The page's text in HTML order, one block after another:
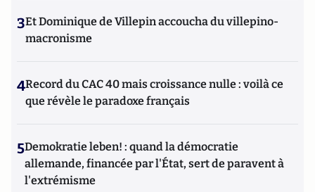
3Et Dominique de Villepin accoucha du villepino-
macronisme
4Record du CAC 40 mais croissance nulle : voilà ce
que révèle le paradoxe français
5Demokratie leben! : quand la démocratie
allemande, financée par l'État, sert de paravent à
l'extrémisme